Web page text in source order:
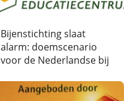
Bijenstichting slaat
alarm: doemscenario
voor de Nederlandse bij